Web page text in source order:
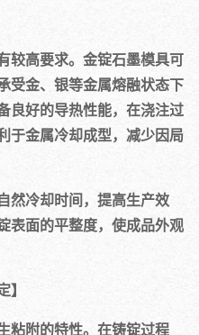
较高要求。金锭石墨模具可
受金、银等金属熔融状态下
良好的导热性能，在浇注过
于金属冷却成型，减少因局
然冷却时间，提高生产效
表面的平整度，使成品外观
粘附的特性。在铸锭过程